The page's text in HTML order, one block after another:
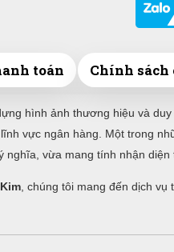
toán Chính sách
hình ảnh thương hiệu và
vực ngân hàng. Một trong
nghĩa, vừa mang tính nhận diện
, chúng tôi mang đến dịch